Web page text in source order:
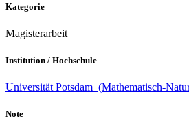
Kategorie
Magisterarbeit
Institution / Hochschule
Universität Potsdam (Mathematisch-
Note